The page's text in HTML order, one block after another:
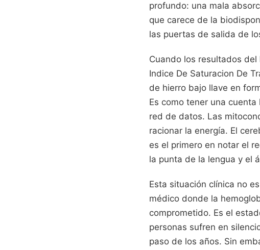
profundo: una mala
que carece de la
las puertas de salida de
Cuando los resultados
Indice De Saturacion De
de hierro bajo llave en
Es como tener una
red de datos. Las
racionar la energía. El
es el primero en notar el
la punta de la lengua y el
Esta situación clínica no
médico donde la
comprometido. Es el
personas sufren en
paso de los años. Sin